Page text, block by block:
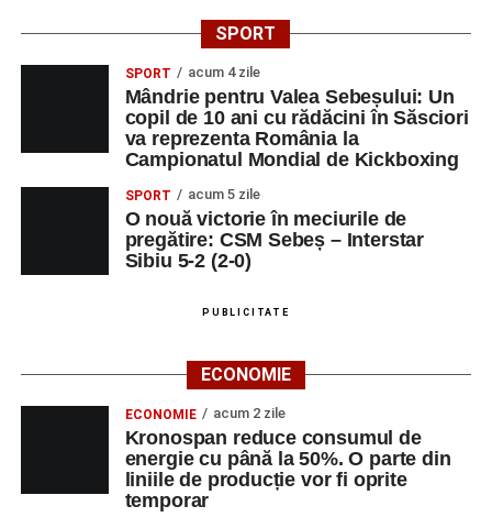
SPORT
SPORT acum 4 zile
Mândrie pentru Valea Sebeșului: Un
copil de 10 ani cu rădăcini în Săsciori
va reprezenta România la
Campionatul Mondial de Kickboxing
SPORT acum 5 zile
O nouă victorie în meciurile de
pregătire: CSM Sebeș – Interstar
Sibiu 5-2 (2-0)
PUBLICITATE
ECONOMIE
ECONOMIE acum 2 zile
Kronospan reduce consumul de
energie cu până la 50%. O parte din
liniile de producție vor fi oprite
temporar